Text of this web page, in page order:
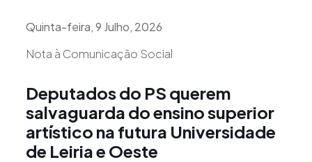
Quinta-feira, 9 Julho, 2026
Nota à Comunicação Social
Deputados do PS querem
salvaguarda do ensino superior
artístico na futura Universidade
de Leiria e Oeste